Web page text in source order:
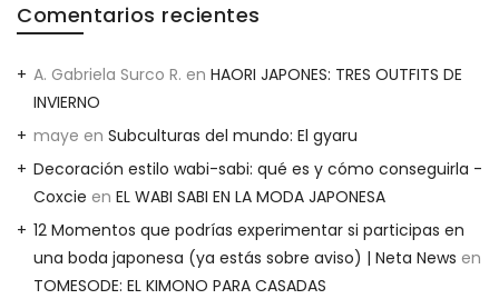
Comentarios recientes
A. Gabriela Surco R. en HAORI JAPONES: TRES OUTFITS DE
INVIERNO
maye en Subculturas del mundo: El gyaru
Decoración estilo wabi-sabi: qué es y cómo conseguirla -
Coxcie en EL WABI SABI EN LA MODA JAPONESA
12 Momentos que podrías experimentar si participas en
una boda japonesa (ya estás sobre aviso) | Neta News en
TOMESODE: EL KIMONO PARA CASADAS